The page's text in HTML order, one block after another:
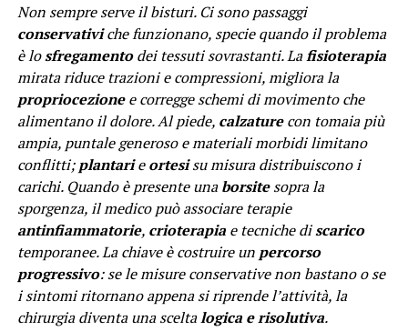
Non sempre serve il bisturi. Ci sono passaggi
conservativiche funzionano, specie quando il problema
è losfregamentodei tessuti sovrastanti. Lafisioterapia
mirata riduce trazioni e compressioni, migliora la
propriocezionee corregge schemi di movimento che
alimentano il dolore. Al piede, calzaturecon tomaia più
ampia, puntale generoso e materiali morbidi limitano
conflitti;plantarieortesisu misura distribuiscono i
carichi. Quando è presente unaborsitesopra la
sporgenza, il medico può associare terapie
antinfiammatorie, crioterapiae tecniche discarico
temporanee. La chiave è costruire un percorso
progressivo: se le misure conservative non bastano o se
i sintomi ritornano appena si riprende l’attività, la
chirurgia diventa una sceltalogica e risolutiva.